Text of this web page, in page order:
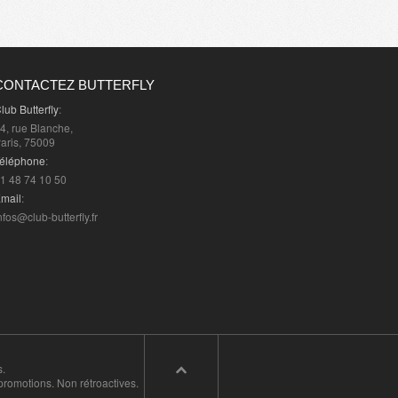
BUTTERFLY
Butterfly:
rue Blanche,
75009
:
48 74 10 50
:
butterfly.fr
Non rétroactives.